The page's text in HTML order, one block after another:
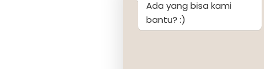
Ada yang bisa kami
bantu? :)